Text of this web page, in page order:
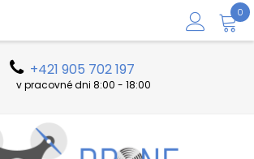
+421 905 702 197
v pracovné dni 8:00 - 18:00
0